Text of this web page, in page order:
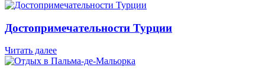
Достопримечательности Турции
Читать далее